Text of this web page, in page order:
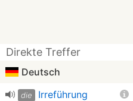
Direkte Treffer
Deutsch
die Irreführung